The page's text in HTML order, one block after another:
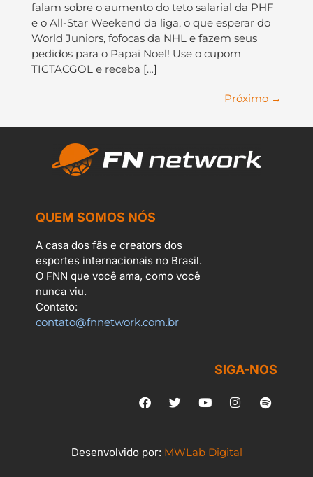
falam sobre o aumento do teto salarial da PHF
e o All-Star Weekend da liga, o que esperar do
World Juniors, fofocas da NHL e fazem seus
pedidos para o Papai Noel! Use o cupom
TICTACGOL e receba […]
Próximo →
QUEM SOMOS NÓS
A casa dos fãs e creators dos
esportes internacionais no Brasil.
O FNN que você ama, como você
nunca viu.
Contato:
contato@fnnetwork.com.br
SIGA-NOS
Desenvolvido por: MWLab Digital